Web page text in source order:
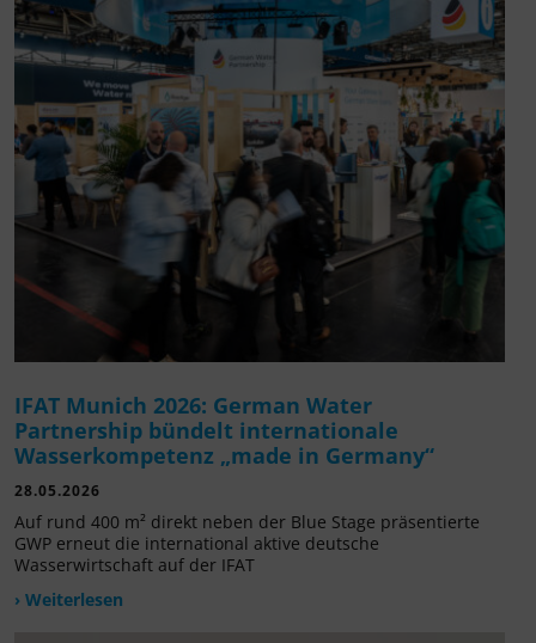
IFAT Munich 2026: German Water
Partnership bündelt internationale
Wasserkompetenz „made in Germany“
28.05.2026
Auf rund 400 m² direkt neben der Blue Stage präsentierte
GWP erneut die international aktive deutsche
Wasserwirtschaft auf der IFAT
› Weiterlesen